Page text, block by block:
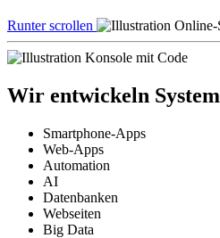
Runter scrollen
Wir entwickeln
Smartphone-Apps
Web-Apps
Automation
AI
Datenbanken
Webseiten
Big Data